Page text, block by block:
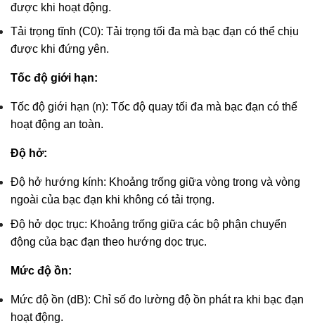
được khi hoạt động.
Tải trọng tĩnh (C0): Tải trọng tối đa mà bạc đạn có thể chịu
được khi đứng yên.
Tốc độ giới hạn:
Tốc độ giới hạn (n): Tốc độ quay tối đa mà bạc đạn có thể
hoạt động an toàn.
Độ hở:
Độ hở hướng kính: Khoảng trống giữa vòng trong và vòng
ngoài của bạc đạn khi không có tải trọng.
Độ hở dọc trục: Khoảng trống giữa các bộ phận chuyển
động của bạc đạn theo hướng dọc trục.
Mức độ ồn:
Mức độ ồn (dB): Chỉ số đo lường độ ồn phát ra khi bạc đạn
hoạt động.